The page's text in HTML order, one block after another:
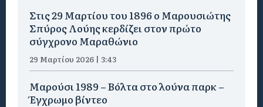
Στις 29 Μαρτίου του 1896 ο Μαρουσιώτης
Σπύρος Λούης κερδίζει στον πρώτο
σύγχρονο Μαραθώνιο
29 Μαρτίου 2026 | 3:43
Μαρούσι 1989 – Βόλτα στο λούνα παρκ –
Έγχρωμο βίντεο